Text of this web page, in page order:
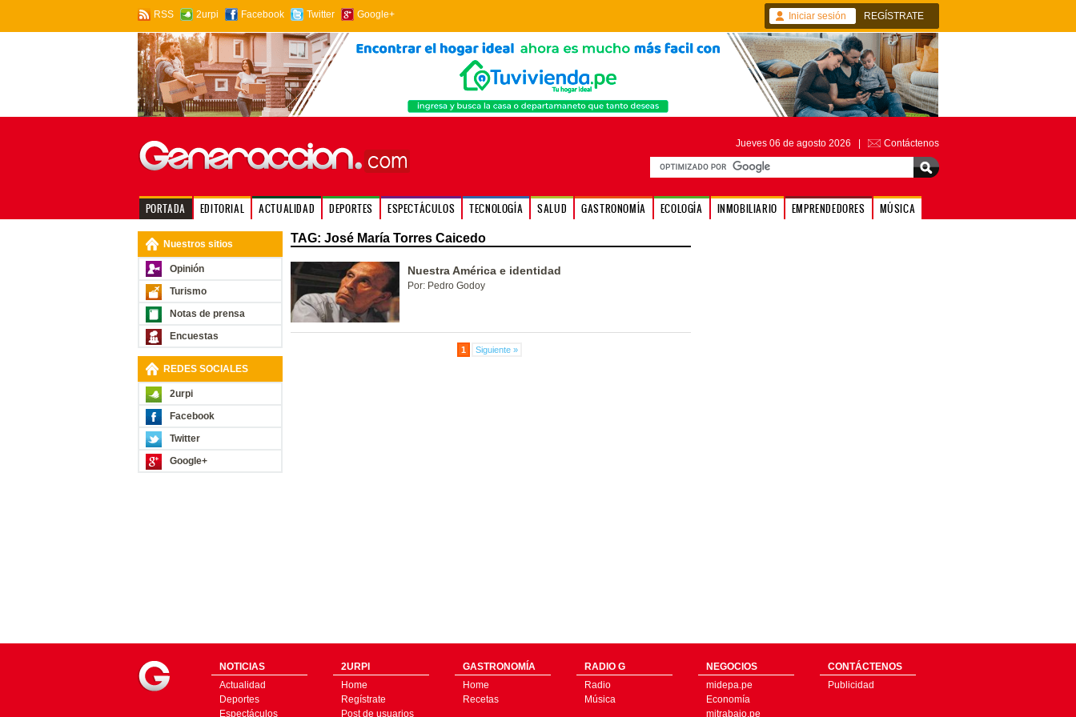
RSS 2urpi Facebook Twitter Google+ Iniciar sesión REGÍSTRATE
Jueves 06 de agosto 2026 | Contáctenos
PORTADA EDITORIAL ACTUALIDAD DEPORTES ESPECTÁCULOS TECNOLOGÍA SALUD GASTRONOMÍA ECOLOGÍA INMOBILIARIO EMPRENDEDORES MÚSICA
Nuestros sitios
Opinión
Turismo
Notas de prensa
Encuestas
REDES SOCIALES
2urpi
Facebook
Twitter
Google+
TAG: José María Torres Caicedo
Nuestra América e identidad
Por: Pedro Godoy
1 Siguiente »
NOTICIAS
Actualidad
Deportes
Espectáculos
2URPI
Home
Regístrate
Post de usuarios
GASTRONOMÍA
Home
Recetas
RADIO G
Radio
Música
NEGOCIOS
midepa.pe
Economía
mitrabajo.pe
CONTÁCTENOS
Publicidad